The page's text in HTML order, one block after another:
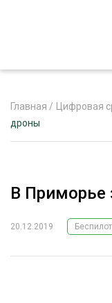
Главная / Цифровая
дроны
В Приморье
20.12.2019